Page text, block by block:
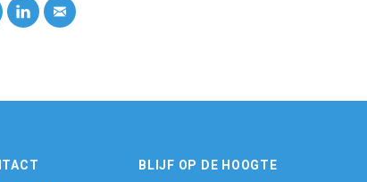
BLIJF OP DE HOOGTE